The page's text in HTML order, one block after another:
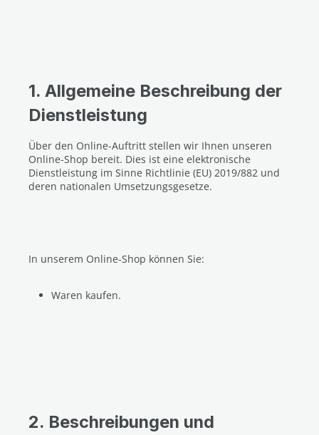
1. Allgemeine Beschreibung der
Dienstleistung
Über den Online-Auftritt stellen wir Ihnen unseren
Online-Shop bereit. Dies ist eine elektronische
Dienstleistung im Sinne Richtlinie (EU) 2019/882 und
deren nationalen Umsetzungsgesetze.
In unserem Online-Shop können Sie:
Waren kaufen.
2. Beschreibungen und